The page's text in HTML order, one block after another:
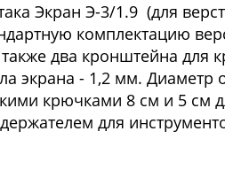
Экран Э-3/1.9 (для
комплектацию
два кронштейна для
экрана - 1,2 мм. Диаметр
крючками 8 см и 5 см
для